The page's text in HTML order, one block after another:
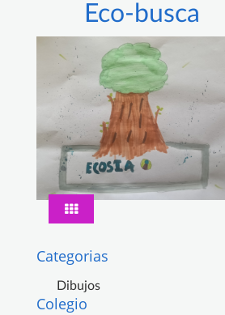
Eco-busca
Categorias
Dibujos
Colegio